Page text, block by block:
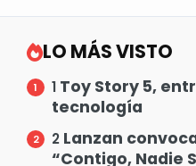
LO MÁS VISTO
1 Toy Story 5,
tecnología
2 Lanzan
“Contigo, Nadie